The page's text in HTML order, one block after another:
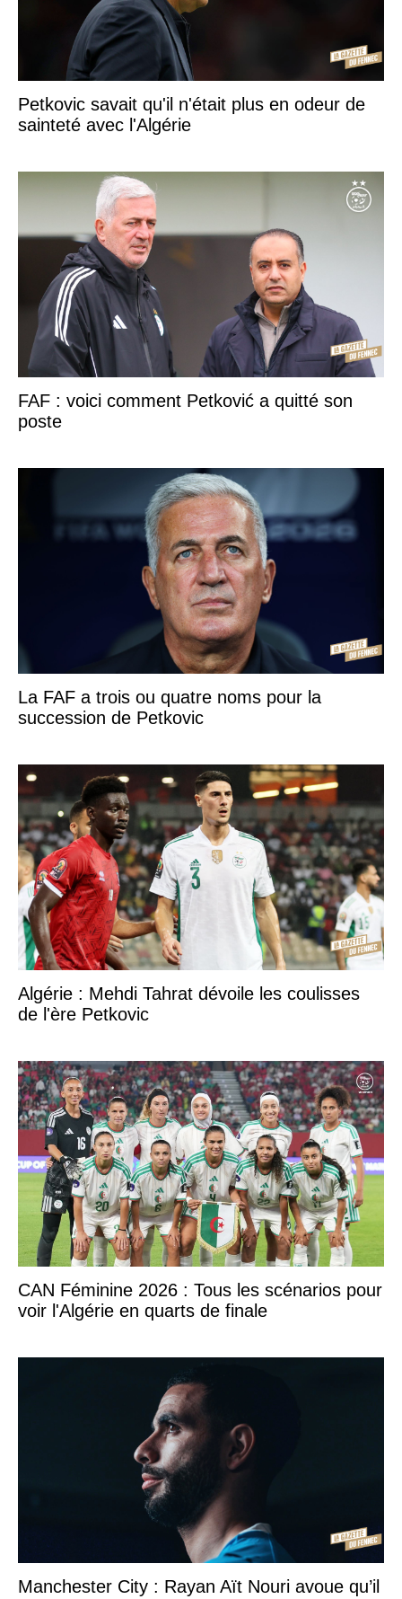
Petkovic savait qu'il n'était plus en odeur de
sainteté avec l'Algérie
FAF : voici comment Petković a quitté son
poste
La FAF a trois ou quatre noms pour la
succession de Petkovic
Algérie : Mehdi Tahrat dévoile les coulisses
de l'ère Petkovic
CAN Féminine 2026 : Tous les scénarios pour
voir l'Algérie en quarts de finale
Manchester City : Rayan Aït Nouri avoue qu’il